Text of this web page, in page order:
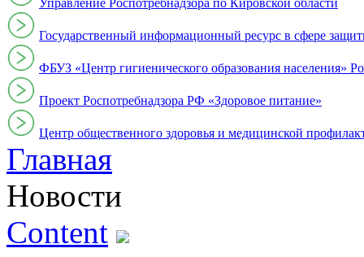
Государственный информационный ресурс в сфере
ФБУЗ «Центр гигиенического образования населения»
Проект Роспотребнадзора РФ «Здоровое питание»
Центр общественного здоровья и медицинской
Главная
Новости
Content